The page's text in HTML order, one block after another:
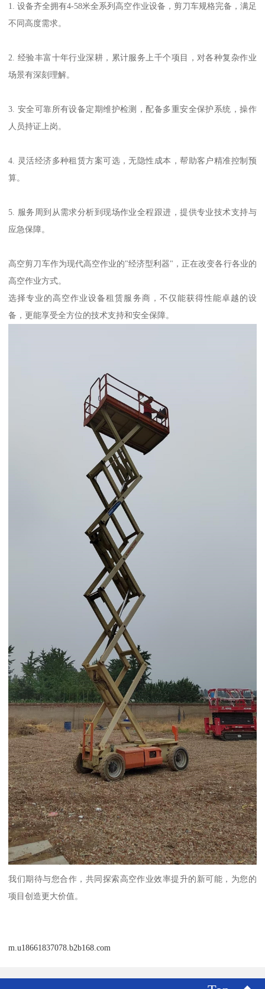
1. 设备齐全拥有4-58米全系列高空作业设备，剪刀车规格完备，满足
不同高度需求。
2. 经验丰富十年行业深耕，累计服务上千个项目，对各种复杂作业
场景有深刻理解。
3. 安全可靠所有设备定期维护检测，配备多重安全保护系统，操作
人员持证上岗。
4. 灵活经济多种租赁方案可选，无隐性成本，帮助客户精准控制预
算。
5. 服务周到从需求分析到现场作业全程跟进，提供专业技术支持与
应急保障。
高空剪刀车作为现代高空作业的"经济型利器"，正在改变各行各业的
高空作业方式。
选择专业的高空作业设备租赁服务商，不仅能获得性能卓越的设
备，更能享受全方位的技术支持和安全保障。
我们期待与您合作，共同探索高空作业效率提升的新可能，为您的
项目创造更大价值。
m.u18661837078.b2b168.com